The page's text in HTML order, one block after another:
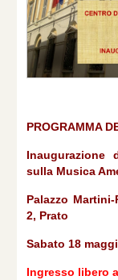
PROGRAMMA
Inaugurazione
sulla Musica
Palazzo
2, Prato
Sabato 18
Ingresso libero